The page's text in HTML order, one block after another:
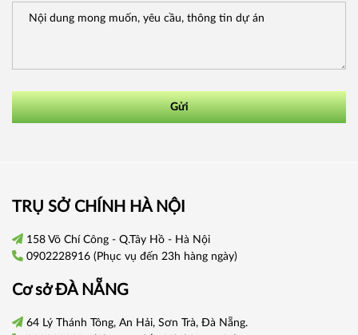
Gửi
TRỤ SỞ CHÍNH HÀ NỘI
158 Võ Chí Công - Q.Tây Hồ - Hà Nội
0902228916(Phục vụ đến 23h hàng ngày)
Cơ sởĐÀ NẴNG
64 Lý Thánh Tông, An Hải, Sơn Trà, Đà Nẵng.